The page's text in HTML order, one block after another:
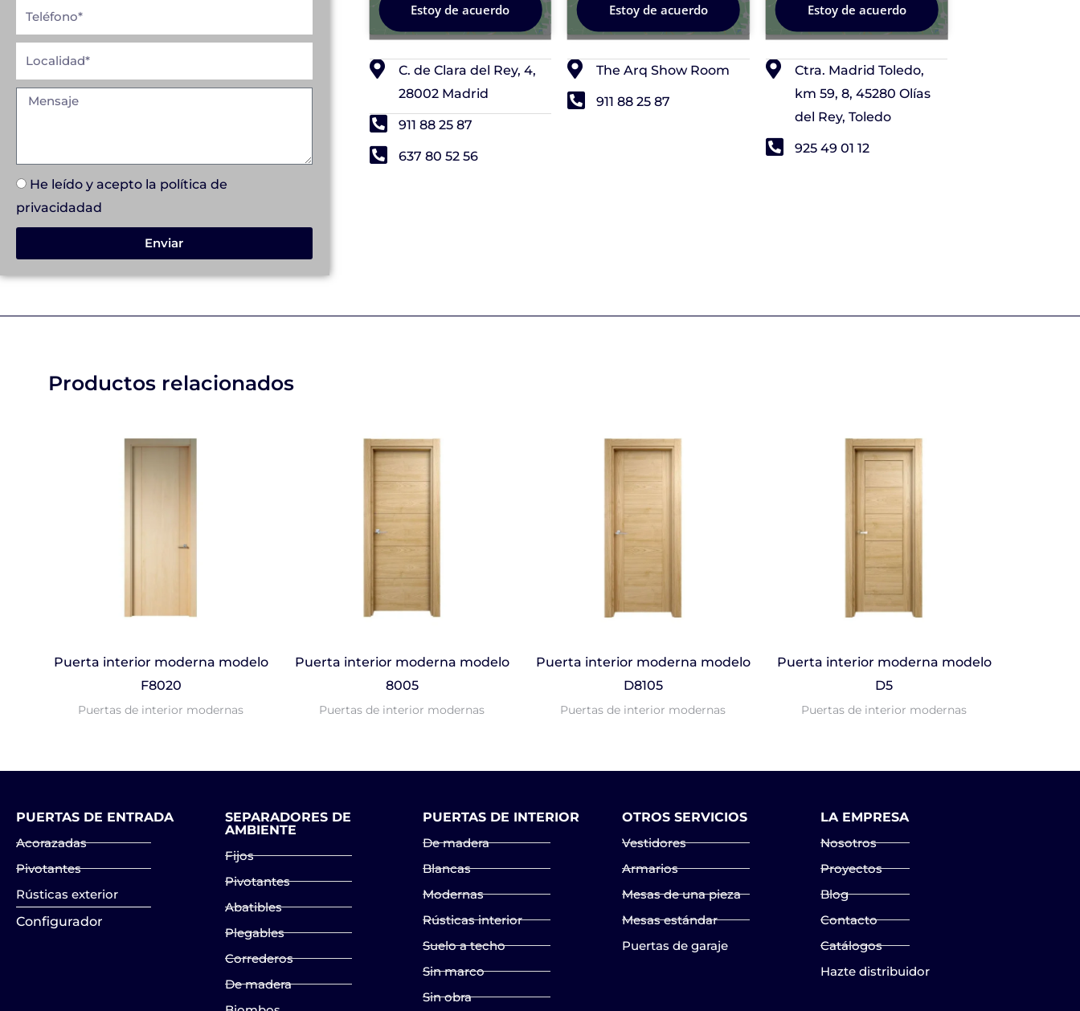
He leído y acepto la política de
privacidadad
Enviar
Estoy de acuerdo
C. de Clara del Rey, 4,
28002 Madrid
911 88 25 87
637 80 52 56
Estoy de acuerdo
The Arq Show Room
911 88 25 87
Estoy de acuerdo
Ctra. Madrid Toledo,
km 59, 8, 45280 Olías
del Rey, Toledo
925 49 01 12
Productos relacionados
Puerta interior moderna modelo
F8020
Puertas de interior modernas
Puerta interior moderna modelo
8005
Puertas de interior modernas
Puerta interior moderna modelo
D8105
Puertas de interior modernas
Puerta interior moderna modelo
D5
Puertas de interior modernas
PUERTAS DE ENTRADA
Acorazadas
Pivotantes
Rústicas exterior
Configurador
SEPARADORES DE
AMBIENTE
Fijos
Pivotantes
Abatibles
Plegables
Correderos
De madera
PUERTAS DE INTERIOR
De madera
Blancas
Modernas
Rústicas interior
Suelo a techo
Sin marco
Sin obra
OTROS SERVICIOS
Vestidores
Armarios
Mesas de una pieza
Mesas estándar
Puertas de garaje
LA EMPRESA
Nosotros
Proyectos
Blog
Contacto
Catálogos
Hazte distribuidor